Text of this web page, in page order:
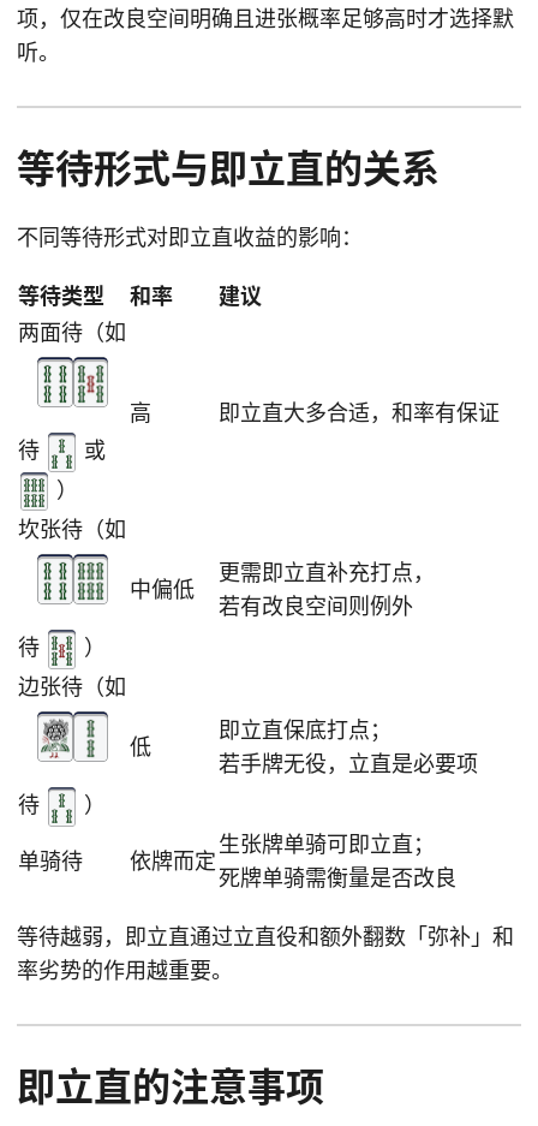
项，仅在改良空间明确且进张概率足够高时才选择默
听。
等待形式与即立直的关系
不同等待形式对即立直收益的影响：
等待类型 和率
建议
两面待（如
待
或
）
高 即立直大多合适，和率有保证
坎张待（如
待 ）
中偏低
更需即立直补充打点，
若有改良空间则例外
边张待（如
待 ）
低
即立直保底打点；
若手牌无役，立直是必要项
单骑待 依牌而定
生张牌单骑可即立直；
死牌单骑需衡量是否改良
等待越弱，即立直通过立直役和额外翻数「弥补」和
率劣势的作用越重要。
即立直的注意事项